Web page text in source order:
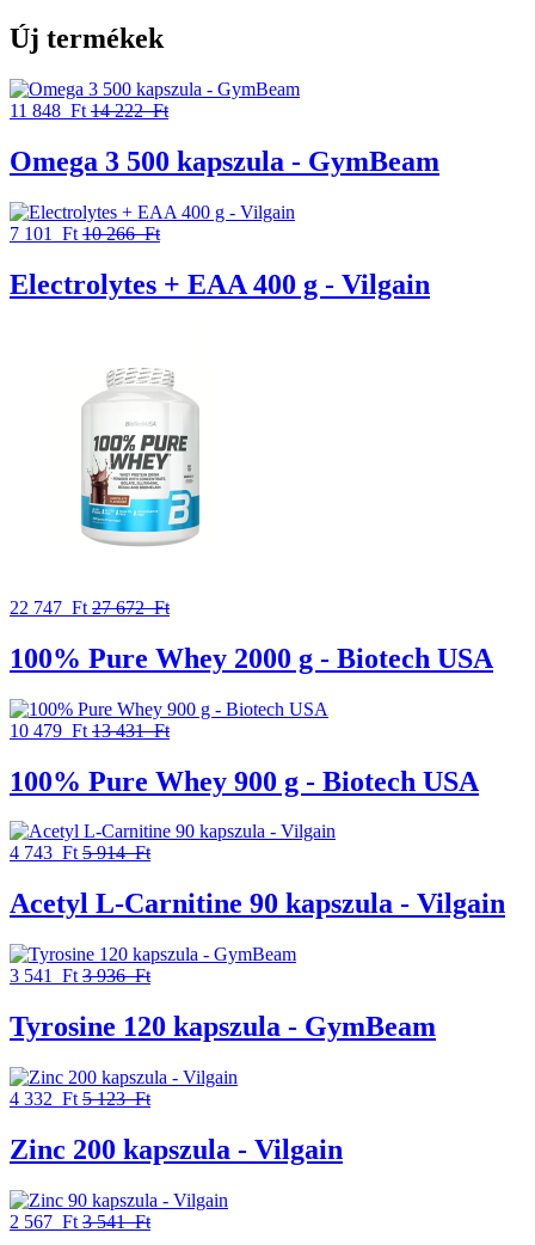
Új termékek
11 848 Ft 14 222 Ft
Omega 3 500 kapszula - GymBeam
7 101 Ft 10 266 Ft
Electrolytes + EAA 400 g - Vilgain
22 747 Ft 27 672 Ft
100% Pure Whey 2000 g - Biotech USA
10 479 Ft 13 431 Ft
100% Pure Whey 900 g - Biotech USA
4 743 Ft 5 914 Ft
Acetyl L-Carnitine 90 kapszula - Vilgain
3 541 Ft 3 936 Ft
Tyrosine 120 kapszula - GymBeam
4 332 Ft 5 123 Ft
Zinc 200 kapszula - Vilgain
2 567 Ft 3 541 Ft